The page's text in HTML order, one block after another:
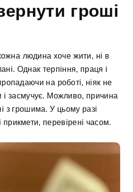
гроші
людина хоче жити, ні в
Однак терпіння, праця і
на роботі, ніяк не
і засмучує. Можливо, причина
з грошима. У цьому разі
перевірені часом.